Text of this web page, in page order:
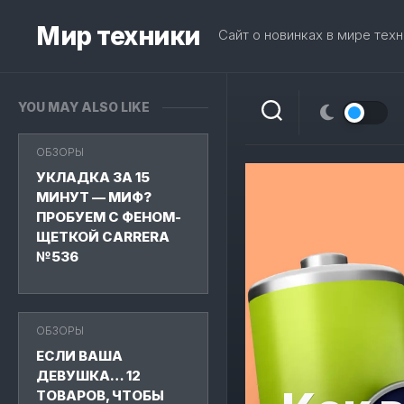
contentМир техники Сайт о новинках в мире
YOU MAY ALSO LIKE
ОБЗОРЫ
УКЛАДКА ЗА 15
МИНУТ — МИФ?
ПРОБУЕМ С ФЕНОМ-
ЩЕТКОЙ CARRERA
№536
ОБЗОРЫ
ЕСЛИ ВАША
ДЕВУШКА… 12
ТОВАРОВ, ЧТОБЫ